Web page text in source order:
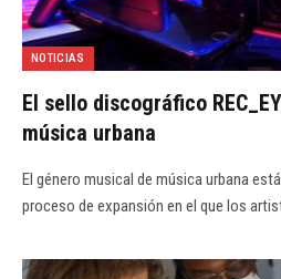
NOTICIAS
El sello discográfico
música urbana
El género musical de música urbana
proceso de expansión en el que los